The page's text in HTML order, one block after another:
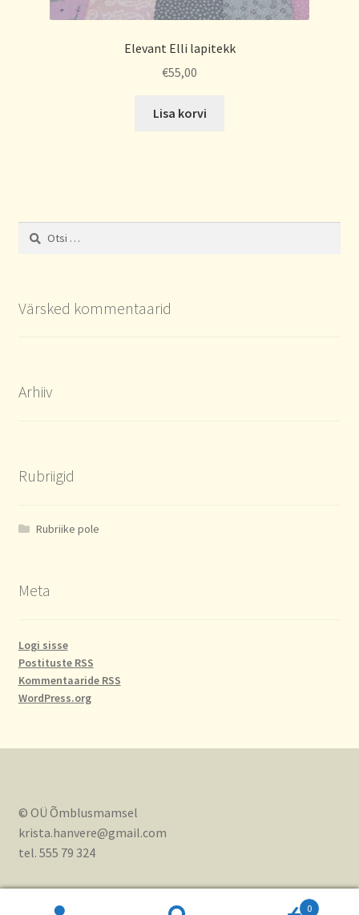
Elevant Elli lapitekk
€55,00
Lisa korvi
Otsi:
Värsked kommentaarid
Arhiiv
Rubriigid
Rubriike pole
Meta
Logi sisse
Postituste RSS
Kommentaaride RSS
WordPress.org
© OÜ Õmblusmamsel
krista.hanvere@gmail.com
tel. 555 79 324
0